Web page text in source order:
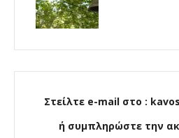
Στείλτε e-mail στο :
ή συμπληρώστε την